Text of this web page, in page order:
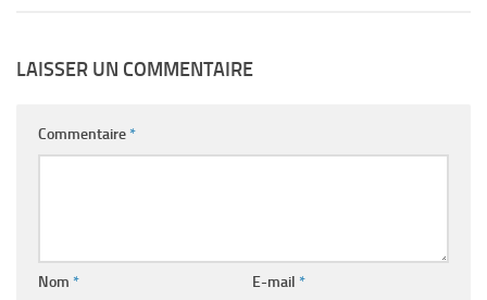
LAISSER UN COMMENTAIRE
Commentaire*
Nom * E-mail *